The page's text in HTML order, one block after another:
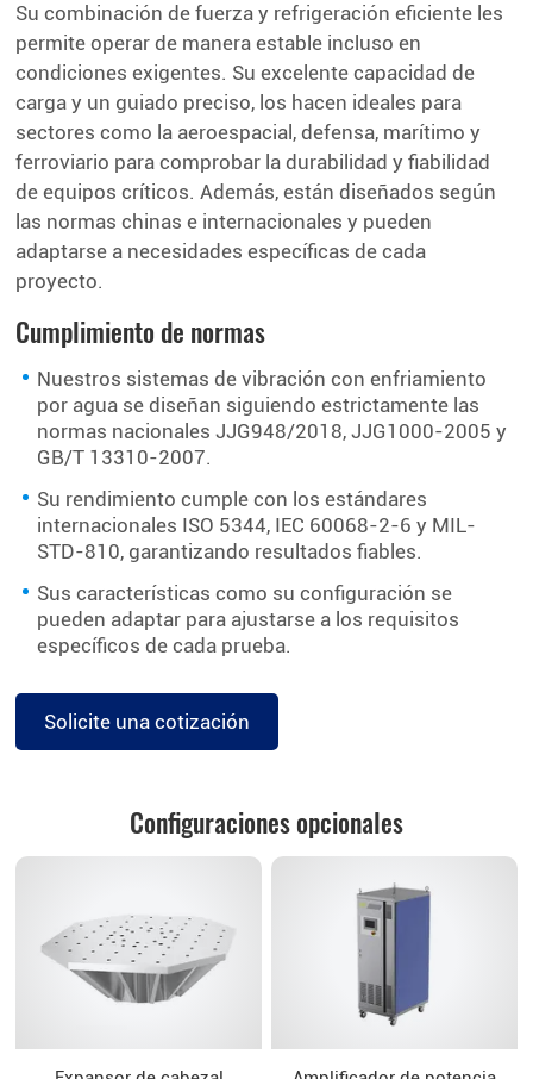
Su combinación de fuerza y refrigeración eficiente les
permite operar de manera estable incluso en
condiciones exigentes. Su excelente capacidad de
carga y un guiado preciso, los hacen ideales para
sectores como la aeroespacial, defensa, marítimo y
ferroviario para comprobar la durabilidad y fiabilidad
de equipos críticos. Además, están diseñados según
las normas chinas e internacionales y pueden
adaptarse a necesidades específicas de cada
proyecto.
Cumplimiento de normas
Nuestros sistemas de vibración con enfriamiento
por agua se diseñan siguiendo estrictamente las
normas nacionales JJG948/2018, JJG1000-2005 y
GB/T 13310-2007.
Su rendimiento cumple con los estándares
internacionales ISO 5344, IEC 60068-2-6 y MIL-
STD-810, garantizando resultados fiables.
Sus características como su configuración se
pueden adaptar para ajustarse a los requisitos
específicos de cada prueba.
Solicite una cotización
Configuraciones opcionales